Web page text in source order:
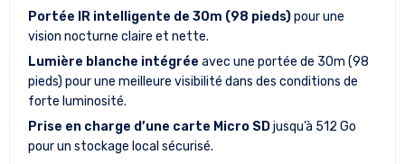
Portée IR intelligente de 30m (98 pieds)pour une
vision nocturne claire et nette.
Lumière blanche intégrée avec une portée de 30m (98
pieds) pour une meilleure visibilité dans des conditions de
forte luminosité.
Prise en charge d’une carte Micro SDjusqu’à 512 Go
pour un stockage local sécurisé.